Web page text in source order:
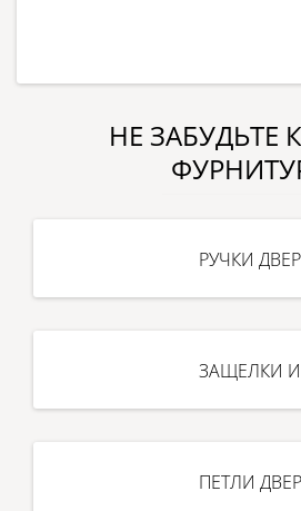
НЕ ЗАБУДЬТЕ
РУЧКИ
ЗАЩЕЛКИ
ПЕТЛИ